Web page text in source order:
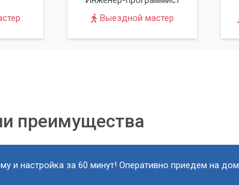
Выездной мастер
преимущества
и настройка за 60 минут! Оперативно приедем на дом